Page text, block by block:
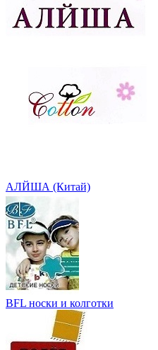
АЛЙША (Китай)
BFL носки и колготки